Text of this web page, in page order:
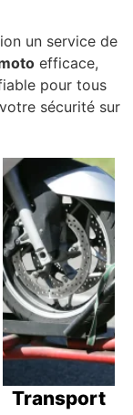
un service de
efficace,
pour tous
sécurité sur
Transport